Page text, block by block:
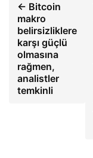
← Bitcoin
makro
belirsizliklere
karşı güçlü
olmasına
rağmen,
analistler
temkinli